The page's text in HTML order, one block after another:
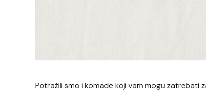
Potražili smo i komade koji vam mogu zatrebati